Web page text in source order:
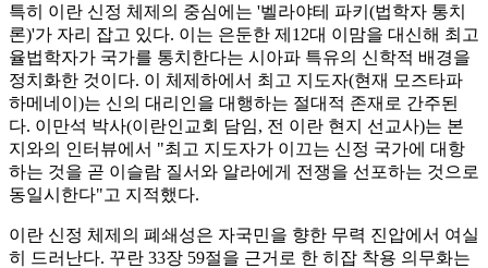
특히 이란 신정 체제의 중심에는 '벨라야테 파키(법학자 통치
론)'가 자리 잡고 있다. 이는 은둔한 제12대 이맘을 대신해 최고
율법학자가 국가를 통치한다는 시아파 특유의 신학적 배경을
정치화한 것이다. 이 체제하에서 최고 지도자(현재 모즈타파
하메네이)는 신의 대리인을 대행하는 절대적 존재로 간주된
다. 이만석 박사(이란인교회 담임, 전 이란 현지 선교사)는 본
지와의 인터뷰에서 "최고 지도자가 이끄는 신정 국가에 대항
하는 것을 곧 이슬람 질서와 알라에게 전쟁을 선포하는 것으로
동일시한다"고 지적했다.
이란 신정 체제의 폐쇄성은 자국민을 향한 무력 진압에서 여실
히 드러난다. 꾸란 33장 59절을 근거로 한 히잡 착용 의무화는